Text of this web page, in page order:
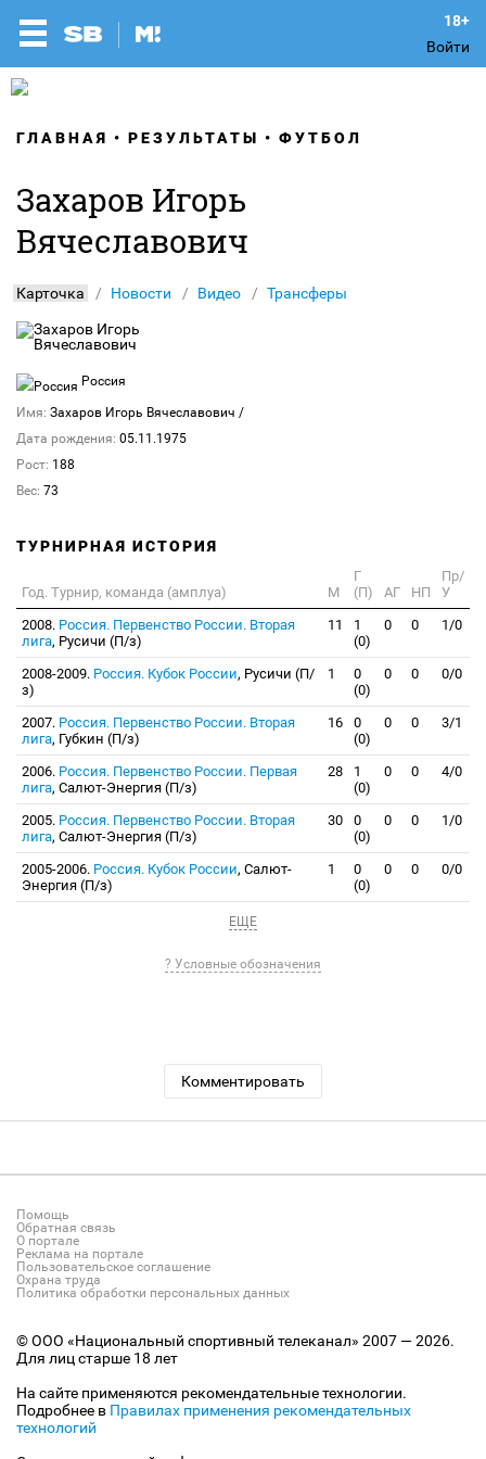
Войти
ГЛАВНАЯ РЕЗУЛЬТАТЫ ФУТБОЛ
Захаров Игорь
Вячеславович
Карточка Новости Видео Трансферы
Россия
Имя: Захаров Игорь Вячеславович /
Дата рождения: 05.11.1975
Рост: 188
Вес: 73
ТУРНИРНАЯ ИСТОРИЯ
Год. Турнир, команда (амплуа) М
Г
(П)
АГ НП
Пр/
У
2008. Россия. Первенство России. Вторая
лига, Русичи (П/з)
11
1
(0)
0 0 1/0
2008-2009. Россия. Кубок России, Русичи (П/
з)
1
0
(0)
0 0 0/0
2007. Россия. Первенство России. Вторая
лига, Губкин (П/з)
16
0
(0)
0 0 3/1
2006. Россия. Первенство России. Первая
лига, Салют-Энергия (П/з)
28
1
(0)
0 0 4/0
2005. Россия. Первенство России. Вторая
лига, Салют-Энергия (П/з)
30
0
(0)
0 0 1/0
2005-2006. Россия. Кубок России, Салют-
Энергия (П/з)
1
0
(0)
0 0 0/0
ЕЩЕ
? Условные обозначения
Комментировать
Помощь
Обратная связь
О портале
Реклама на портале
Пользовательское соглашение
Охрана труда
Политика обработки персональных данных
© ООО «Национальный спортивный телеканал» 2007 — 2026.
Для лиц старше 18 лет
На сайте применяются рекомендательные технологии.
Подробнее в Правилах применения рекомендательных
технологий